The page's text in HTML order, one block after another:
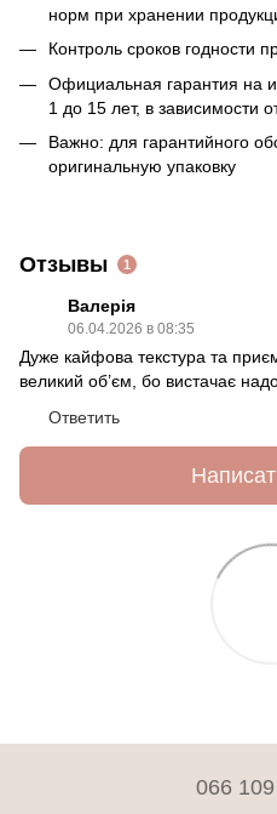
норм при хранении
Контроль сроков годности
Официальная гарантия на
1 до 15 лет, в зависимости
Важно: для гарантийного
оригинальную упаковку
Отзывы 1
Валерія
06.04.2026 в 08:35
Дуже кайфова текстура та
великий об’єм, бо вистачає
Ответить
066